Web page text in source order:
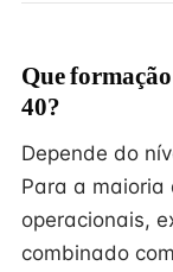
Que
40?
Depende do
Para a maioria
operacionais,
combinado